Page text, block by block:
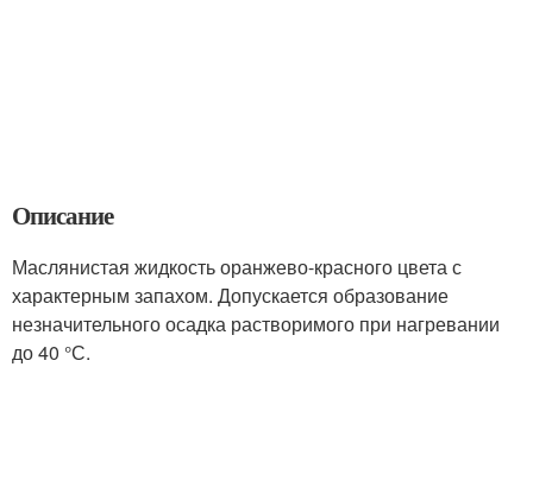
Описание
Маслянистая жидкость оранжево-красного цвета с
характерным запахом. Допускается образование
незначительного осадка растворимого при нагревании
до 40 °С.